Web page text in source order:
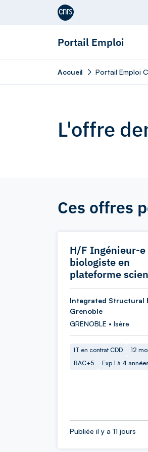
Aller au contenu
Portail Emploi
Accueil Portail Emploi
L'offre
Ces offres
H/F Ingénieur-e
biologiste en
plateforme
Integrated Structural
Grenoble
GRENOBLE • Isère
IT en contrat CDD
12
BAC+5
Exp 1 à 4 années
Publiée il y a 11 jours